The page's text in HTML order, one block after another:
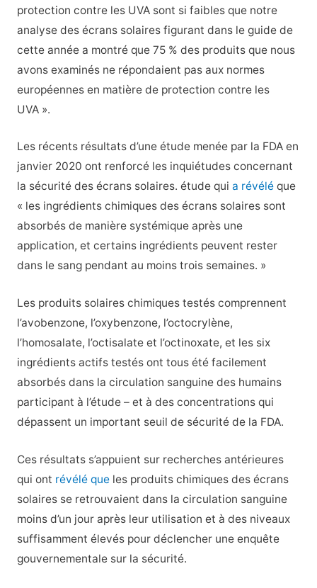
protection contre les UVA sont si faibles que notre
analyse des écrans solaires figurant dans le guide de
cette année a montré que 75 % des produits que nous
avons examinés ne répondaient pas aux normes
européennes en matière de protection contre les
UVA ».
Les récents résultats d’une étude menée par la FDA en
janvier 2020 ont renforcé les inquiétudes concernant
la sécurité des écrans solaires. étudequi a révéléque
« les ingrédients chimiques des écrans solaires sont
absorbés de manière systémique après une
application, et certains ingrédients peuvent rester
dans le sang pendant au moins trois semaines. »
Les produits solaires chimiques testés comprennent
l’avobenzone, l’oxybenzone, l’octocrylène,
l’homosalate, l’octisalate et l’octinoxate, et les six
ingrédients actifs testés ont tous été facilement
absorbés dans la circulation sanguine des humains
participant à l’étude – et à des concentrations qui
dépassent un important seuil de sécurité de la FDA.
Ces résultats s’appuient sur recherches antérieures
qui ont révélé queles produits chimiques des écrans
solaires se retrouvaient dans la circulation sanguine
moins d’un jour après leur utilisation et à des niveaux
suffisamment élevés pour déclencher une enquête
gouvernementale sur la sécurité.